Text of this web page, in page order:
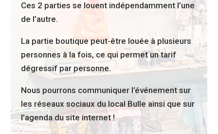
Ces 2 parties se louent indépendamment l’une
de l’autre.
La partie boutique peut-être louée à plusieurs
personnes à la fois, ce qui permet un tarif
dégressif par personne.
Nous pourrons communiquer l’événement sur
les réseaux sociaux du local Bulle ainsi que sur
l’agenda du site internet !